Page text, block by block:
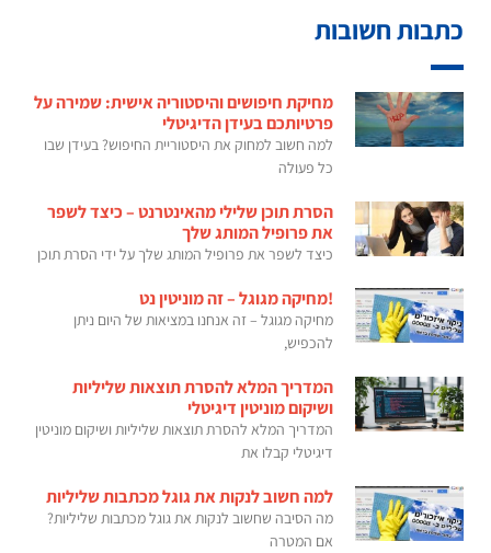
כתבות חשובות
מחיקת חיפושים והיסטוריה אישית: שמירה על
פרטיותכם בעידן הדיגיטלי
למה חשוב למחוק את היסטוריית החיפוש? בעידן שבו
כל פעולה
הסרת תוכן שלילי מהאינטרנט – כיצד לשפר
את פרופיל המותג שלך
כיצד לשפר את פרופיל המותג שלך על ידי הסרת תוכן
!מחיקה מגוגל – זה מוניטין נט
מחיקה מגוגל – זה אנחנו במציאות של היום ניתן
להכפיש,
המדריך המלא להסרת תוצאות שליליות
ושיקום מוניטין דיגיטלי
המדריך המלא להסרת תוצאות שליליות ושיקום מוניטין
דיגיטלי קבלו את
למה חשוב לנקות את גוגל מכתבות שליליות
מה הסיבה שחשוב לנקות את גוגל מכתבות שליליות?
אם המטרה